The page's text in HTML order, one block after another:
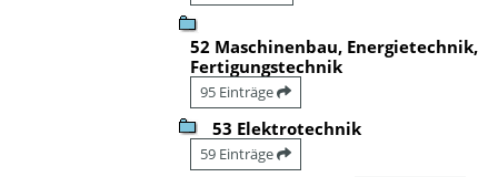
52 Maschinenbau, Energietechnik,
Fertigungstechnik
95 Einträge
53 Elektrotechnik
59 Einträge